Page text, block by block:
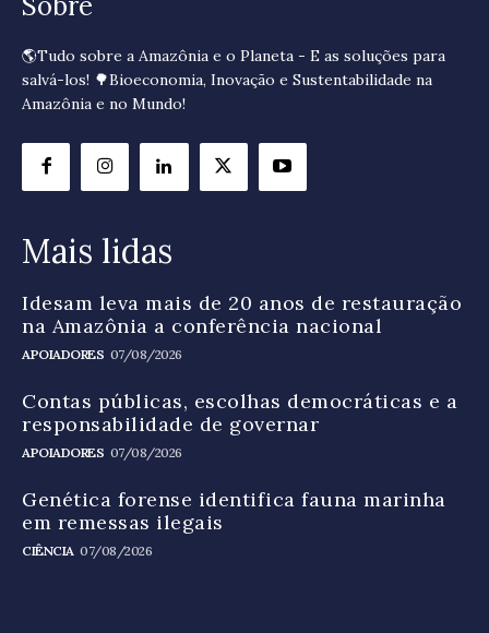
🌎Tudo sobre a Amazônia e o Planeta - E as soluções para
salvá-los! 🌳Bioeconomia, Inovação e Sustentabilidade na
Amazônia e no Mundo!
Mais lidas
Idesam leva mais de 20 anos de restauração
na Amazônia a conferência nacional
APOIADORES 07/08/2026
Contas públicas, escolhas democráticas e a
responsabilidade de governar
APOIADORES 07/08/2026
Genética forense identifica fauna marinha
em remessas ilegais
CIÊNCIA 07/08/2026